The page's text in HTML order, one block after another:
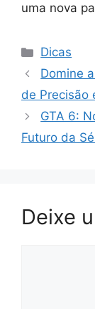
uma nova
Categorias
Dicas
Domine
de Precisão
GTA 6:
Futuro da
Deixe